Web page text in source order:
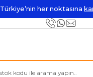
Türkiye’nin her noktasına